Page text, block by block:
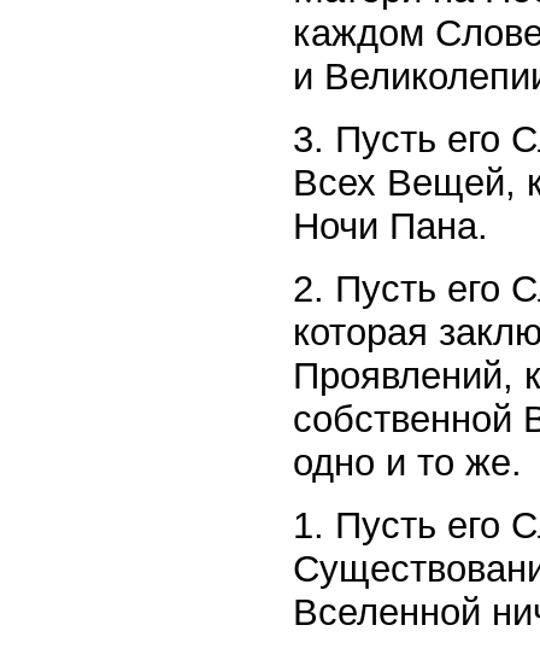
каждом
и
3. Пусть его
Всех Вещей,
Ночи Пана.
2. Пусть его
которая
Проявлений,
собственной
одно и то же.
1. Пусть его
Вселенной